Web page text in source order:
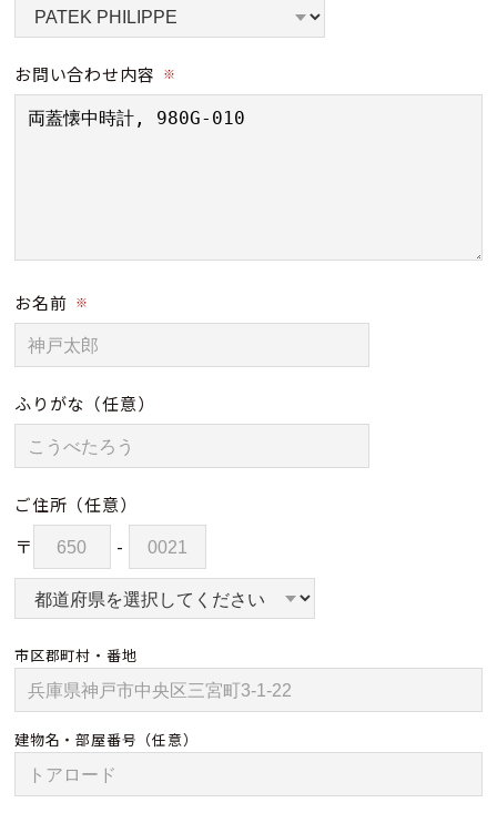
お問い合わせ内容 ※
お名前 ※
ふりがな （任意）
ご住所 （任意）
〒 -
市区郡町村・番地
建物名・部屋番号 （任意）